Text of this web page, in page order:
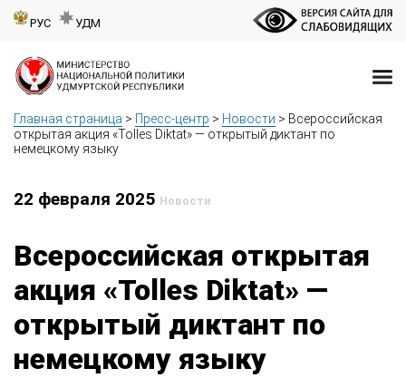
РУС УДМ
Главная страница > Пресс-центр > Новости > Всероссийская
открытая акция «Tolles Diktat» — открытый диктант по
немецкому языку
22 февраля 2025 Новости
Всероссийская открытая
акция «Tolles Diktat» —
открытый диктант по
немецкому языку